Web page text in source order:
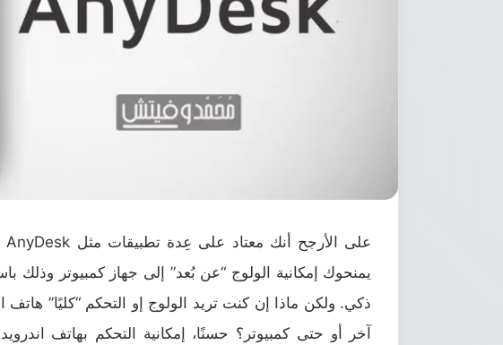
يمنحوك إمكانية الولوج “عن بُعد” إلى جهاز كمبيوتر وذلك
ذكي. ولكن ماذا إن كنت تريد الولوج إو التحكم “كليًا”
آخر أو حتى كمبيوتر؟ حسنًا، إمكانية التحكم بهاتف